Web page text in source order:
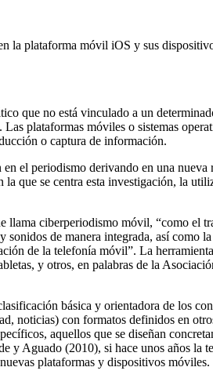
la plataforma móvil iOS y sus
que no está vinculado a un
plataformas móviles o sistemas
o captura de información.
el periodismo derivando en una
que se centra esta investigación, la
ciberperiodismo móvil, “como
de manera integrada, así como
de la telefonía móvil”. La
y otros, en palabras de la
básica y orientadora de los
noticias) con formatos definidos en
aquellos que se diseñan
Aguado (2010), si hace unos años la
plataformas y dispositivos móviles.